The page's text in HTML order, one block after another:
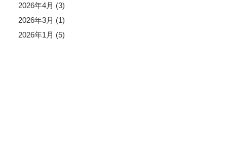
2026年4月 (3)
2026年3月 (1)
2026年1月 (5)